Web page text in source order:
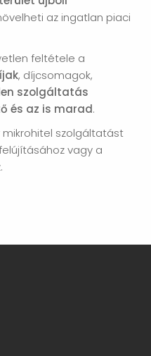
az ingatlan piaci
feltétele a
, díjcsomagok,
szolgáltatás
és az is marad.
mikrohitel szolgáltatást
vagy a